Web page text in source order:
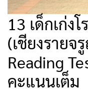
13 เด็กเก่ง
(เชียงราย
Reading
คะแนนเต็ม